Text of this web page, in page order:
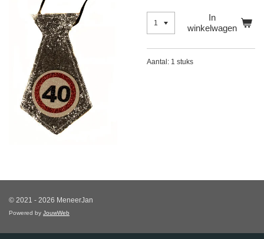
In
winkelwagen
Aantal: 1 stuks
© 2021 - 2026 MeneerJan
Powered by JouwWeb